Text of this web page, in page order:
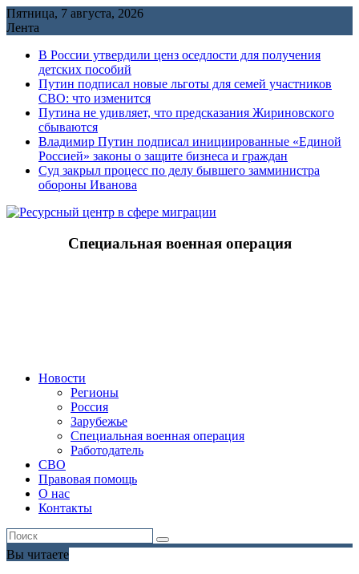
Перейти
к
Пятница, 7 августа, 2026
Лента
В России утвердили ценз оседлости для получения
детских пособий
Путин подписал новые льготы для семей участников
СВО: что изменится
Путина не удивляет, что предсказания Жириновского
сбываются
Владимир Путин подписал инициированные «Единой
Россией» законы о защите бизнеса и граждан
Cуд закрыл процесс по делу бывшего замминистра
обороны Иванова
Специальная военная операция
Новости
Регионы
Россия
Зарубежье
Специальная военная операция
Работодатель
СВО
Правовая помощь
О нас
Контакты
Вы читаете